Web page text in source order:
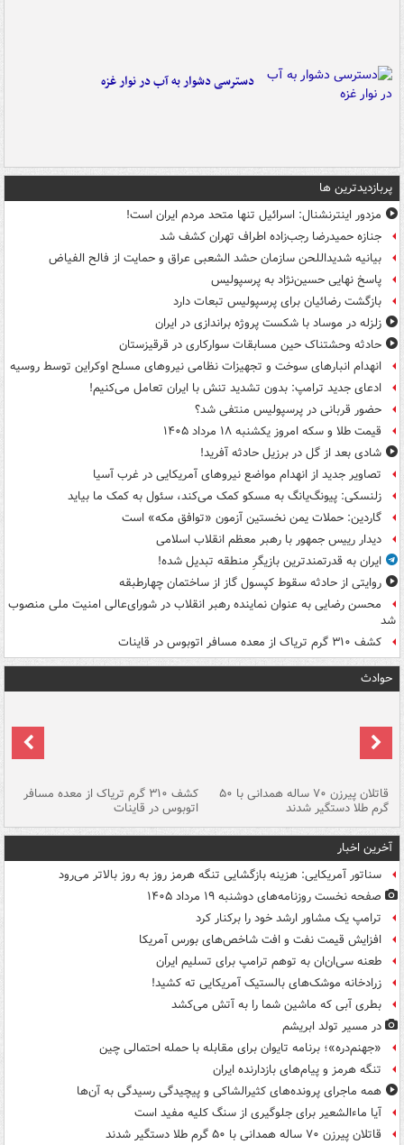
دسترسی دشوار به آب در نوار غزه
پربازدیدترین ها
مزدور اینترنشنال: اسرائیل تنها متحد مردم ایران است!
جنازه حمیدرضا رجب‌زاده اطراف تهران کشف شد
بیانیه شدیداللحن سازمان حشد الشعبی عراق و حمایت از فالح الفیاض
پاسخ نهایی حسین‌نژاد به پرسپولیس
بازگشت رضائیان برای پرسپولیس تبعات دارد
زلزله در موساد با شکست پروژه براندازی در ایران
حادثه وحشتناک حین مسابقات سوارکاری در قرقیزستان
انهدام انبارهای سوخت و تجهیزات نظامی نیروهای مسلح اوکراین توسط روسیه
ادعای جدید ترامپ: بدون تشدید تنش با ایران تعامل می‌کنیم!
حضور قربانی در پرسپولیس منتفی شد؟
قیمت طلا و سکه امروز یکشنبه ۱۸ مرداد ۱۴۰۵
شادی بعد از گل در برزیل حادثه آفرید!
تصاویر جدید از انهدام مواضع نیروهای آمریکایی در غرب آسیا
زلنسکی: پیونگ‌یانگ به مسکو کمک می‌کند، سئول به کمک ما بیاید
گاردین: حملات یمن نخستین آزمون «توافق مکه» است
دیدار رییس جمهور با رهبر معظم انقلاب اسلامی
ایران به قدرتمندترین بازیگرِ منطقه تبدیل شده!
روایتی از حادثه سقوط کپسول گاز از ساختمان چهارطبقه
محسن رضایی به عنوان نماینده رهبر انقلاب در شورای‌عالی امنیت ملی منصوب
شد
کشف ۳۱۰ گرم تریاک از معده مسافر اتوبوس در قاینات
حوادث
قاتلان پیرزن ۷۰ ساله همدانی با ۵۰
گرم طلا دستگیر شدند
کشف ۳۱۰ گرم تریاک از معده مسافر
اتوبوس در قاینات
آخرین اخبار
سناتور آمریکایی: هزینه بازگشایی تنگه هرمز روز به روز بالاتر می‌رود
صفحه نخست روزنامه‌های دوشنبه ۱۹ مرداد ۱۴۰۵
ترامپ یک مشاور ارشد خود را برکنار کرد
افزایش قیمت نفت و افت شاخص‌های بورس آمریکا
طعنه سی‌ان‌ان به توهم ترامپ برای تسلیم ایران
زرادخانه موشک‌های بالستیک آمریکایی ته کشید!
بطری آبی که ماشین شما را به آتش می‌کشد
در مسیر تولد ابریشم
«جهنم‌دره»؛ برنامه تایوان برای مقابله با حمله احتمالی چین
تنگه هرمز و پیام‌های بازدارنده ایران
همه ماجرای پرونده‌های کثیرالشاکی و پیچیدگی رسیدگی به آن‌ها
آیا ماءالشعیر برای جلوگیری از سنگ کلیه مفید است
قاتلان پیرزن ۷۰ ساله همدانی با ۵۰ گرم طلا دستگیر شدند